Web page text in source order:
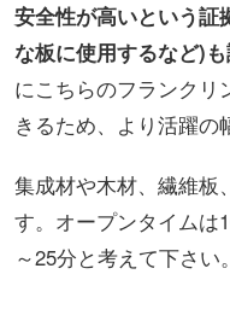
安全性が高いという証
な板に使用するなど)
にこちらのフランクリ
きるため、より活躍の
集成材や木材、繊維板
す。オープンタイムは
～25分と考えて下さい。